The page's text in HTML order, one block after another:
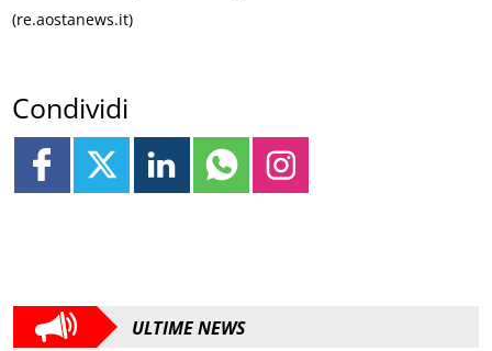
(re.aostanews.it)
Condividi
ULTIME NEWS